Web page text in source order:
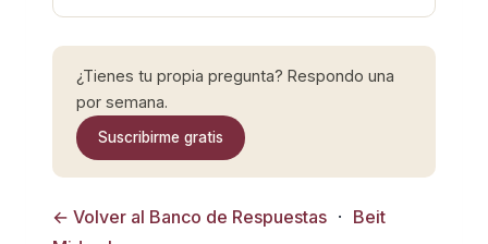
¿Tienes tu propia pregunta? Respondo una
por semana.
Suscribirme gratis
← Volver al Banco de Respuestas · Beit